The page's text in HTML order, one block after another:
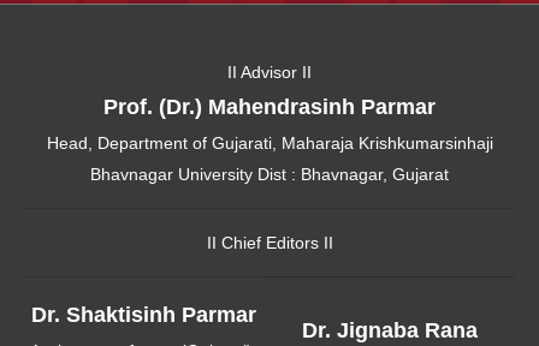
II Advisor II
Prof. (Dr.) Mahendrasinh Parmar
Head, Department of Gujarati, Maharaja Krishkumarsinhaji
Bhavnagar University Dist : Bhavnagar, Gujarat
II Chief Editors II
Dr. Shaktisinh Parmar
Dr. Jignaba Rana